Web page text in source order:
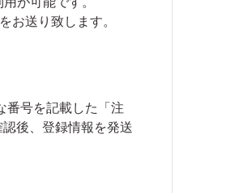
送り致します。
番号を記載した「注
後、登録情報を発送